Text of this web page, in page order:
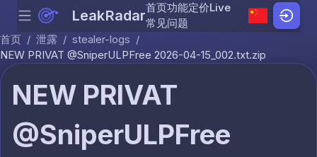
Skip to content
Menu LeakRadar首页功能定价Live
常见问题
首页 / 泄露 / stealer-logs /
NEW PRIVAT @SniperULPFree 2026-04-15_002.txt.zip
NEW PRIVAT
@SniperULPFree